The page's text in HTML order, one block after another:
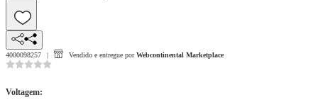
4000098257 Vendido e entregue por Webcontinental Marketplace
Voltagem: